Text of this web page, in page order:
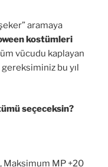
aramaya
kostümleri
vücudu kaplayan
bu yıl
seçeceksin?
Maksimum MP +20